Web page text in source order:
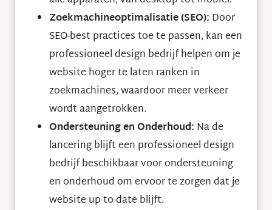
Zoekmachineoptimalisatie (SEO): Door
SEO-best practices toe te passen, kan een
professioneel design bedrijf helpen om je
website hoger te laten ranken in
zoekmachines, waardoor meer verkeer
wordt aangetrokken.
Ondersteuning en Onderhoud: Na de
lancering blijft een professioneel design
bedrijf beschikbaar voor ondersteuning
en onderhoud om ervoor te zorgen dat je
website up-to-date blijft.